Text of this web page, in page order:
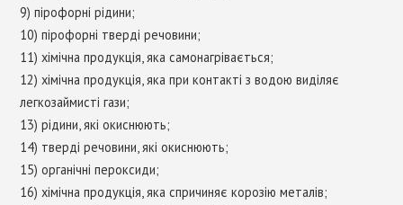
9) пірофорні рідини;
10) пірофорні тверді речовини;
11) хімічна продукція, яка самонагрівається;
12) хімічна продукція, яка при контакті з водою виділяє
легкозаймисті гази;
13) рідини, які окиснюють;
14) тверді речовини, які окиснюють;
15) органічні пероксиди;
16) хімічна продукція, яка спричиняє корозію металів;